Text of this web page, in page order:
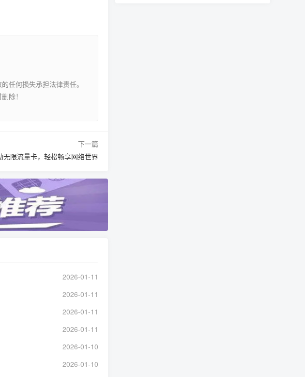
任何损失承担法律责任。
除！
下一篇
无限流量卡，轻松畅享网络世界
2026-01-11
2026-01-11
2026-01-11
2026-01-11
2026-01-10
2026-01-10